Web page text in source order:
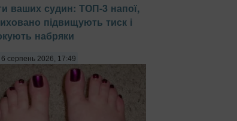
ваших судин: ТОП-3 напої,
підвищують тиск і
набряки
6 серпень 2026, 17:49